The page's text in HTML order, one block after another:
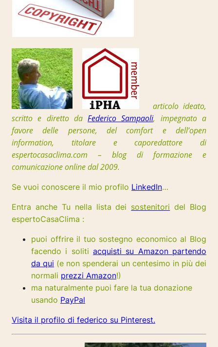
articolo ideato,
scritto e diretto daFederico Sampaoli, impegnato a
favore delle persone, del comfort e dell’open
information, titolare e caporedattore di
espertocasaclima.com – blog di formazione e
comunicazione online dal 2009.
Se vuoi conoscere il mio profilo LinkedIn…
Entra anche Tu nella lista dei sostenitori del Blog
espertoCasaClima :
puoi offrire il tuo sostegno economico al Blog
facendo i soliti acquisti su Amazon partendo
da qui (e non spenderai un centesimo in più dei
normali prezzi Amazon!)
ma naturalmente puoi fare la tua donazione
usando PayPal
Visita il profilo di federico su Pinterest.